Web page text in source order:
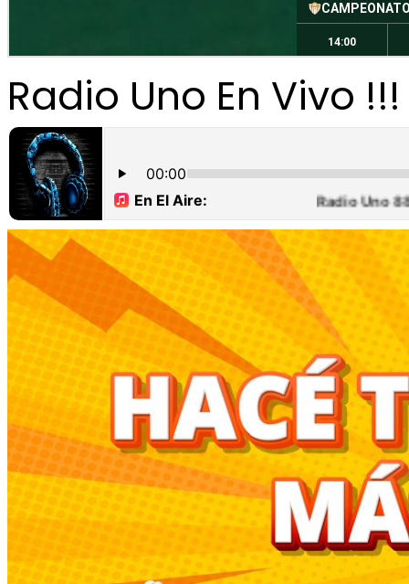
Radio Uno En Vivo !!!